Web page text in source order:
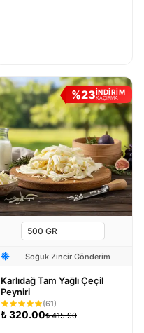
%23İNDİRİM
KAÇIRMA
Soğuk Zincir Gönderim
Karlıdağ Tam Yağlı Çeçil
Peyniri
(61)
₺320.00₺ 415.90